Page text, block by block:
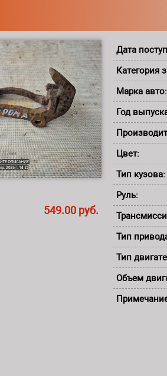
549.00 руб.
Дата
Категория
Марка авто:
Год
Цвет:
Тип кузова:
Руль:
Тип
Тип
Объем